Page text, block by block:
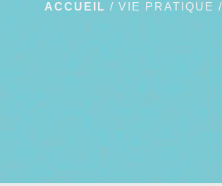
ACCUEIL /VIE PRATIQUE /